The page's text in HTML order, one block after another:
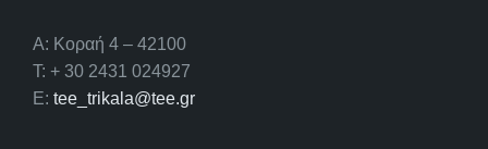
Α: Κοραή 4 – 42100
T: + 30 2431 024927
E: tee_trikala@tee.gr